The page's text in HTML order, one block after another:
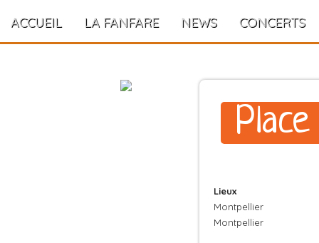
ACCUEIL LA FANFARE NEWS CONCERTS
Lieux
Montpellier
Montpellier